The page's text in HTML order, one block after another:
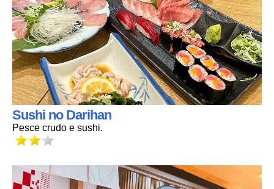
Sushi no Darihan
Pesce crudo e sushi.